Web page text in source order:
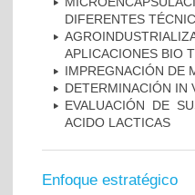
DIFERENTES
APLICACIONES BIO
IMPREGNACIÓN DE
DETERMINACIÓN IN
EVALUACIÓN DE
ACIDO LACTICAS
Enfoque estratégico